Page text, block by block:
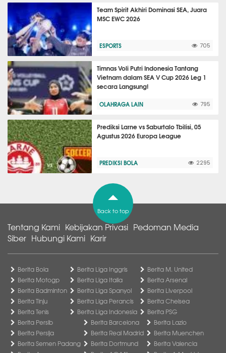
Team Spirit Akhiri Dominasi SEA, Juara
MSC EWC 2026
ESPORTS 705
Timnas Voli Putri Indonesia Tantang
Vietnam dalam SEA V Cup 2026 Leg 1
secara Langsung!
OLAHRAGA LAIN 795
Prediksi Larne vs Saburtalo Tbilisi, 05
Agustus 2026 Europa League
PREDIKSI BOLA 2295
Back to top
Tentang Kami Kebijakan Privasi Pedoman Media
Siber Hubungi Kami Karir
Berita Bola
Berita Motogp
Berita Badminton
Berita Tinju
Berita Tenis
Berita Liga Inggris
Berita Liga Italia
Berita Liga Spanyol
Berita Liga Perancis
Berita Liga Indonesia
Berita M. United
Berita Arsenal
Berita Liverpool
Berita Chelsea
Berita PSG
Berita Persib
Berita Persija
Berita Semen Padang
Berita Barcelona
Berita Real Madrid
Berita Dortmund
Berita Lazio
Berita Muenchen
Berita Valencia